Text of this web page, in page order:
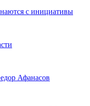
с инициативы
Афанасов